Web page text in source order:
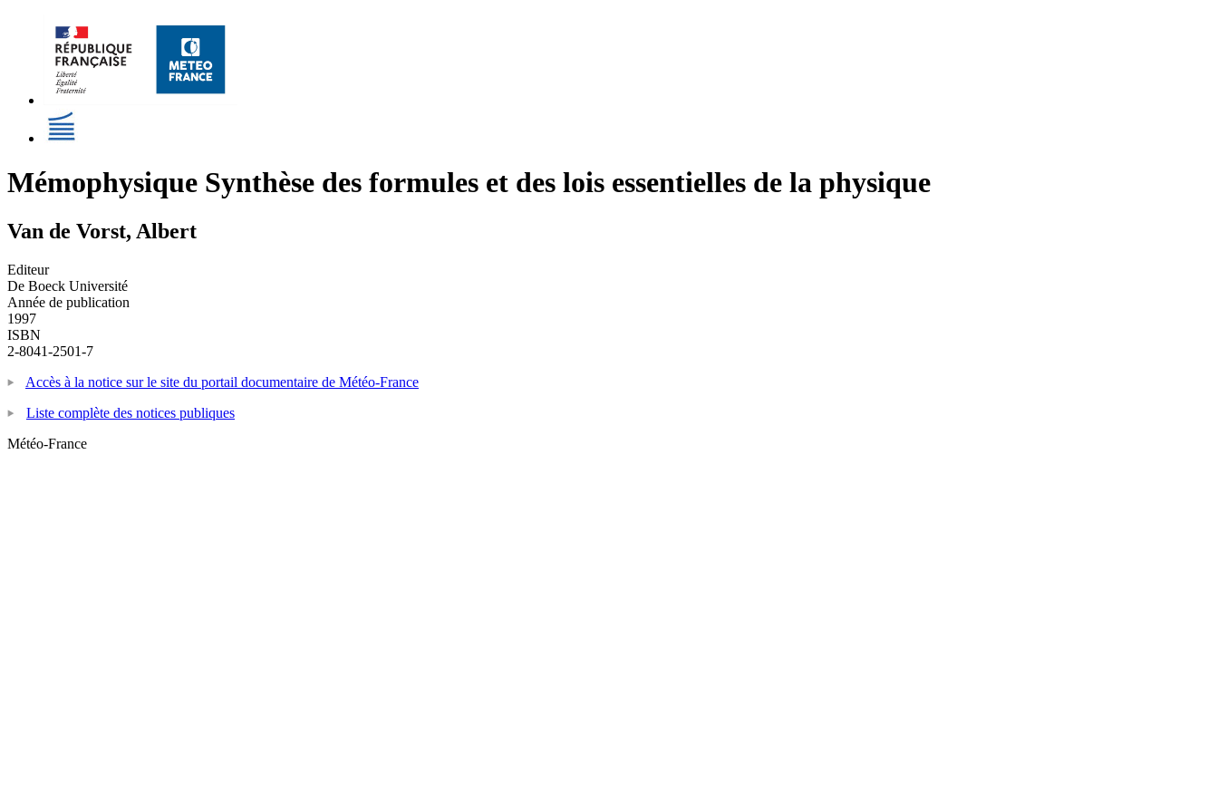
Mémophysique Synthèse des formules et des lois essentielles de la physique
Van de Vorst, Albert
Editeur
De Boeck Université
Année de publication
1997
ISBN
2-8041-2501-7
Accès à la notice sur le site du portail documentaire de Météo-France
Liste complète des notices publiques
Météo-France